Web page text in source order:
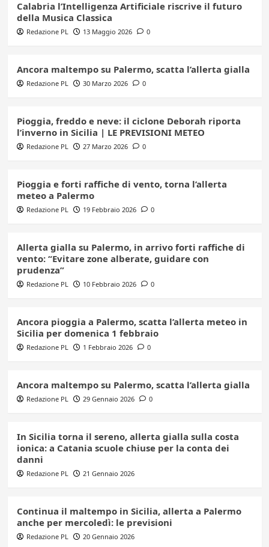
Calabria l’Intelligenza Artificiale riscrive il futuro
della Musica Classica
Redazione PL 13 Maggio 2026 0
Ancora maltempo su Palermo, scatta l’allerta gialla
Redazione PL 30 Marzo 2026 0
Pioggia, freddo e neve: il ciclone Deborah riporta
l’inverno in Sicilia | LE PREVISIONI METEO
Redazione PL 27 Marzo 2026 0
Pioggia e forti raffiche di vento, torna l’allerta
meteo a Palermo
Redazione PL 19 Febbraio 2026 0
Allerta gialla su Palermo, in arrivo forti raffiche di
vento: “Evitare zone alberate, guidare con
prudenza”
Redazione PL 10 Febbraio 2026 0
Ancora pioggia a Palermo, scatta l’allerta meteo in
Sicilia per domenica 1 febbraio
Redazione PL 1 Febbraio 2026 0
Ancora maltempo su Palermo, scatta l’allerta gialla
Redazione PL 29 Gennaio 2026 0
In Sicilia torna il sereno, allerta gialla sulla costa
ionica: a Catania scuole chiuse per la conta dei
danni
Redazione PL 21 Gennaio 2026
Continua il maltempo in Sicilia, allerta a Palermo
anche per mercoledì: le previsioni
Redazione PL 20 Gennaio 2026